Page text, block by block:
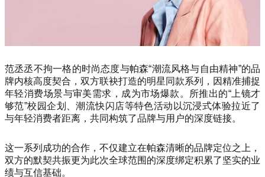
范丞丞不拘一格的时尚态度与帕森“潮流风格与自由精神”的品
牌内核高度契合，双方联袂打造的明星同款系列，因精准捕捉
年轻消费场景与审美需求，成为市场爆款。所推出的“上镜才
够范”校园企划、潮流快闪店等特色活动以沉浸式体验拉近了
与年轻消费者距离，共同构筑了品牌与用户的深度链接。
这一系列成功的合作，不仅建立在帕森清晰的品牌定位之上，
双方的默契共振更为此次全球范围的深度绑定积累了坚实的业
绩与互信基础。